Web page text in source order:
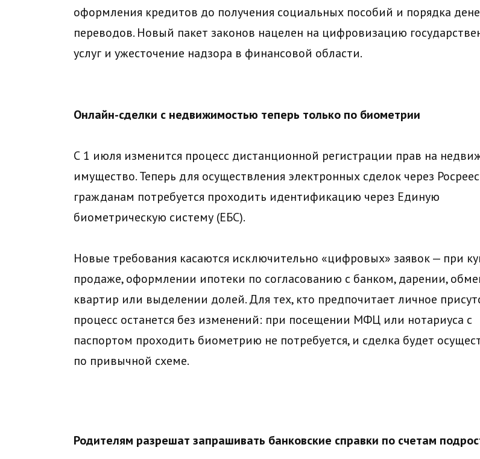
оформления кредитов до получения социальных пособий и порядка
переводов. Новый пакет законов нацелен на цифровизацию
услуг и ужесточение надзора в финансовой области.
Онлайн-сделки с недвижимостью теперь только по биометрии
С 1 июля изменится процесс дистанционной регистрации прав на
имущество. Теперь для осуществления электронных сделок через
гражданам потребуется проходить идентификацию через Единую
биометрическую систему (ЕБС).
Новые требования касаются исключительно «цифровых» заявок — при
продаже, оформлении ипотеки по согласованию с банком, дарении,
квартир или выделении долей. Для тех, кто предпочитает личное
процесс останется без изменений: при посещении МФЦ или нотариуса с
паспортом проходить биометрию не потребуется, и сделка будет
по привычной схеме.
Родителям разрешат запрашивать банковские справки по счетам